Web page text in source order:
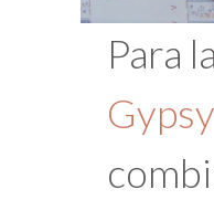
Para la
Gypsy